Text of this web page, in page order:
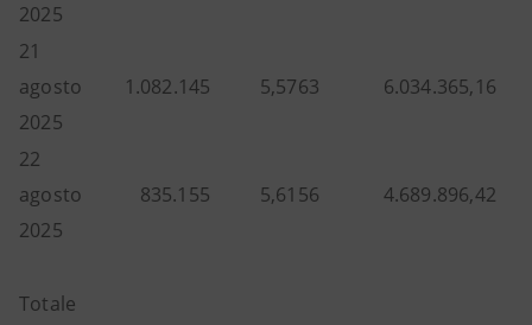
2025
21
agosto
2025
1.082.145 5,5763 6.034.365,16
22
agosto
2025
835.155 5,6156 4.689.896,42
Totale